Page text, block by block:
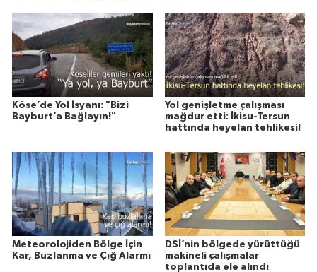
Köse’de Yol İsyanı: "Bizi
Bayburt’a Bağlayın!"
Yol genişletme çalışması
mağdur etti: İkisu-Tersun
hattında heyelan tehlikesi!
Meteorolojiden Bölge İçin
Kar, Buzlanma ve Çığ Alarmı
DSİ’nin bölgede yürüttüğü
makineli çalışmalar
toplantıda ele alındı